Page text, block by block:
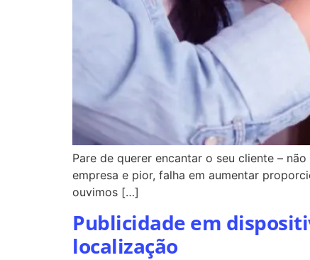
Pare de querer encantar o seu cliente –
empresa e pior, falha em aumentar
ouvimos […]
Publicidade em
localização